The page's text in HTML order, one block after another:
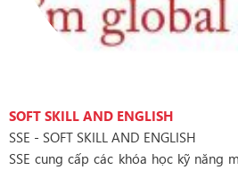
SOFT SKILL AND ENGLISH
SSE - SOFT SKILL AND ENGLISH
SSE cung cấp các khóa học kỹ năng